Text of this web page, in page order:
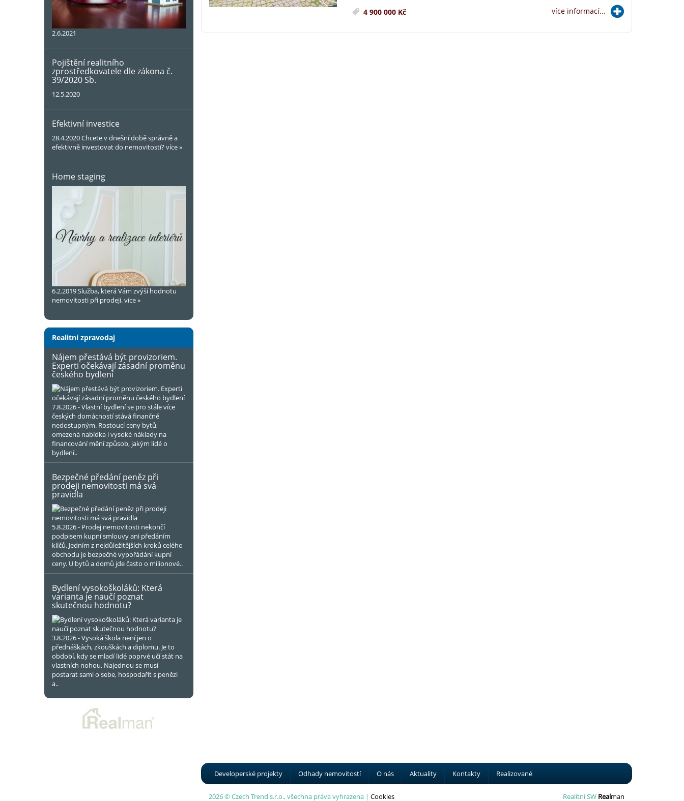
2.6.2021
Pojištění realitního
zprostředkovatele dle zákona č.
39/2020 Sb.
12.5.2020
Efektivní investice
28.4.2020Chcete v dnešní době správně a
efektivně investovat do nemovitostí?více »
Home staging
6.2.2019Služba, která Vám zvýší hodnotu
nemovitosti při prodeji.více »
Realitní zpravodaj
Nájem přestává být provizoriem.
Experti očekávají zásadní proměnu
českého bydlení
7.8.2026 - Vlastní bydlení se pro stále více
českých domácností stává finančně
nedostupným. Rostoucí ceny bytů,
omezená nabídka i vysoké náklady na
financování mění způsob, jakým lidé o
bydlení..
Bezpečné předání peněz při
prodeji nemovitosti má svá
pravidla
5.8.2026 - Prodej nemovitosti nekončí
podpisem kupní smlouvy ani předáním
klíčů. Jedním z nejdůležitějších kroků celého
obchodu je bezpečné vypořádání kupní
ceny. U bytů a domů jde často o milionové..
Bydlení vysokoškoláků: Která
varianta je naučí poznat
skutečnou hodnotu?
3.8.2026 - Vysoká škola není jen o
přednáškách, zkouškách a diplomu. Je to
období, kdy se mladí lidé poprvé učí stát na
vlastních nohou. Najednou se musí
postarat sami o sebe, hospodařit s penězi
a..
4 900 000 Kč více informací...
Developerské projekty Odhady nemovitostí O nás Aktuality Kontakty Realizované
2026 © Czech Trend s.r.o., všechna práva vyhrazena | Cookies Realitní SW Realman